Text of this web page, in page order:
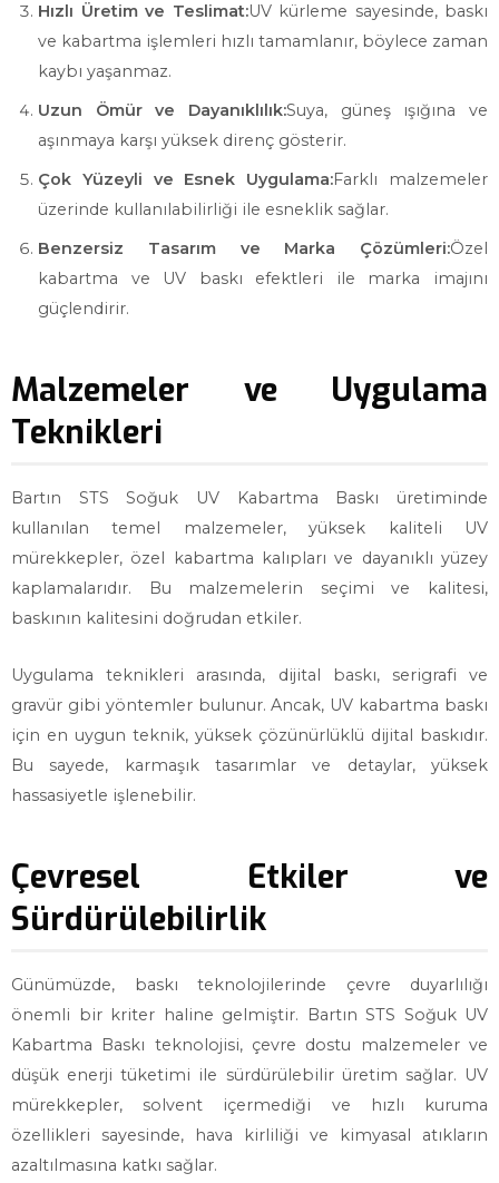
Hızlı Üretim ve Teslimat:UV kürleme sayesinde, baskı
ve kabartma işlemleri hızlı tamamlanır, böylece zaman
kaybı yaşanmaz.
Uzun Ömür ve Dayanıklılık:Suya, güneş ışığına ve
aşınmaya karşı yüksek direnç gösterir.
Çok Yüzeyli ve Esnek Uygulama:Farklı malzemeler
üzerinde kullanılabilirliği ile esneklik sağlar.
Benzersiz Tasarım ve Marka Çözümleri:Özel
kabartma ve UV baskı efektleri ile marka imajını
güçlendirir.
Malzemeler ve Uygulama
Teknikleri
Bartın STS Soğuk UV Kabartma Baskı üretiminde
kullanılan temel malzemeler, yüksek kaliteli UV
mürekkepler, özel kabartma kalıpları ve dayanıklı yüzey
kaplamalarıdır. Bu malzemelerin seçimi ve kalitesi,
baskının kalitesini doğrudan etkiler.
Uygulama teknikleri arasında, dijital baskı, serigrafi ve
gravür gibi yöntemler bulunur. Ancak, UV kabartma baskı
için en uygun teknik, yüksek çözünürlüklü dijital baskıdır.
Bu sayede, karmaşık tasarımlar ve detaylar, yüksek
hassasiyetle işlenebilir.
Çevresel Etkiler ve
Sürdürülebilirlik
Günümüzde, baskı teknolojilerinde çevre duyarlılığı
önemli bir kriter haline gelmiştir. Bartın STS Soğuk UV
Kabartma Baskı teknolojisi, çevre dostu malzemeler ve
düşük enerji tüketimi ile sürdürülebilir üretim sağlar. UV
mürekkepler, solvent içermediği ve hızlı kuruma
özellikleri sayesinde, hava kirliliği ve kimyasal atıkların
azaltılmasına katkı sağlar.